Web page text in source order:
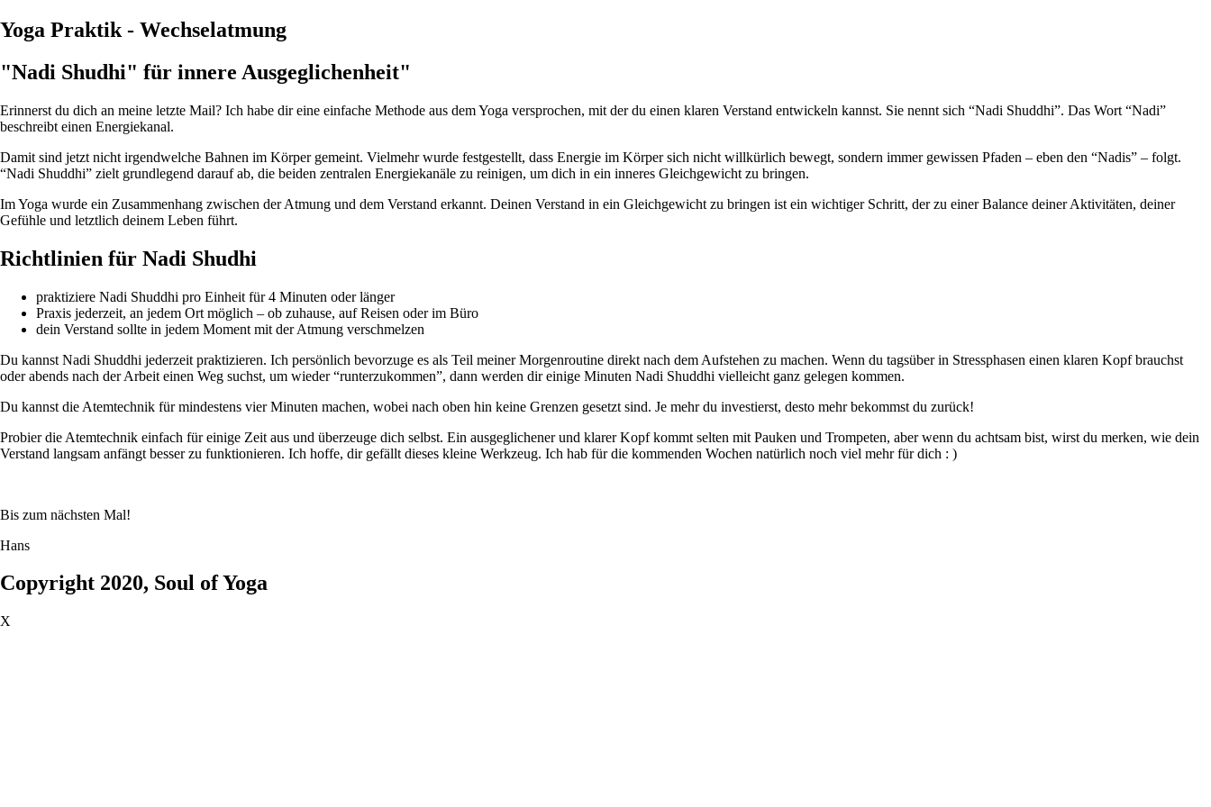
Yoga Praktik - Wechselatmung
"Nadi Shudhi" für innere Ausgeglichenheit"
Erinnerst du dich an meine letzte Mail? Ich habe dir eine einfache Methode aus dem Yoga versprochen, mit der du einen klaren Verstand entwickeln kannst. Sie nennt sich “Nadi Shuddhi”. Das Wort “Nadi”
beschreibt einen Energiekanal.
Damit sind jetzt nicht irgendwelche Bahnen im Körper gemeint. Vielmehr wurde festgestellt, dass Energie im Körper sich nicht willkürlich bewegt, sondern immer gewissen Pfaden – eben den “Nadis” – folgt.
“Nadi Shuddhi” zielt grundlegend darauf ab, die beiden zentralen Energiekanäle zu reinigen, um dich in ein inneres Gleichgewicht zu bringen.
Im Yoga wurde ein Zusammenhang zwischen der Atmung und dem Verstand erkannt. Deinen Verstand in ein Gleichgewicht zu bringen ist ein wichtiger Schritt, der zu einer Balance deiner Aktivitäten, deiner
Gefühle und letztlich deinem Leben führt.
Richtlinien für Nadi Shudhi
praktiziere Nadi Shuddhi pro Einheit für 4 Minuten oder länger
Praxis jederzeit, an jedem Ort möglich – ob zuhause, auf Reisen oder im Büro
dein Verstand sollte in jedem Moment mit der Atmung verschmelzen
Du kannst Nadi Shuddhi jederzeit praktizieren. Ich persönlich bevorzuge es als Teil meiner Morgenroutine direkt nach dem Aufstehen zu machen. Wenn du tagsüber in Stressphasen einen klaren Kopf brauchst
oder abends nach der Arbeit einen Weg suchst, um wieder “runterzukommen”, dann werden dir einige Minuten Nadi Shuddhi vielleicht ganz gelegen kommen.
Du kannst die Atemtechnik für mindestens vier Minuten machen, wobei nach oben hin keine Grenzen gesetzt sind. Je mehr du investierst, desto mehr bekommst du zurück!
Probier die Atemtechnik einfach für einige Zeit aus und überzeuge dich selbst. Ein ausgeglichener und klarer Kopf kommt selten mit Pauken und Trompeten, aber wenn du achtsam bist, wirst du merken, wie dein
Verstand langsam anfängt besser zu funktionieren. Ich hoffe, dir gefällt dieses kleine Werkzeug. Ich hab für die kommenden Wochen natürlich noch viel mehr für dich : )
Bis zum nächsten Mal!
Hans
Copyright 2020, Soul of Yoga
X